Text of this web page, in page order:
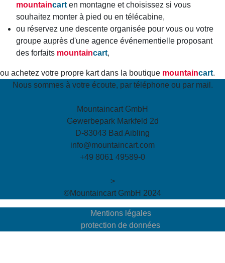
mountaincart en montagne et choisissez si vous
souhaitez monter à pied ou en télécabine,
ou réservez une descente organisée pour vous ou votre
groupe auprès d'une agence événementielle proposant
des forfaits mountaincart,
ou achetez votre propre kart dans la boutique mountaincart.
Nous sommes à votre écoute, par téléphone ou par mail.
Mountaincart GmbH
Gewerbepark Markfeld 2d
D-83043 Bad Aibling
info@mountaincart.com
+49 8061 49589-0
>
©Mountaincart GmbH 2024
Mentions légales
protection de données